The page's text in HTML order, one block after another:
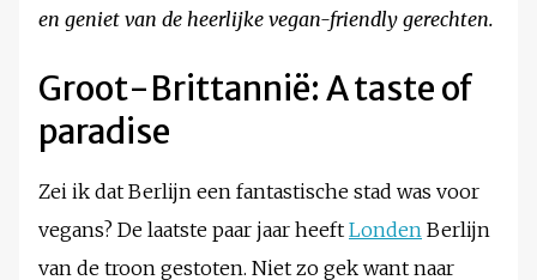
en geniet van de heerlijke vegan-friendly gerechten.
Groot-Brittannië: A taste of
paradise
Zei ik dat Berlijn een fantastische stad was voor
vegans? De laatste paar jaar heeft Londen Berlijn
van de troon gestoten. Niet zo gek want naar